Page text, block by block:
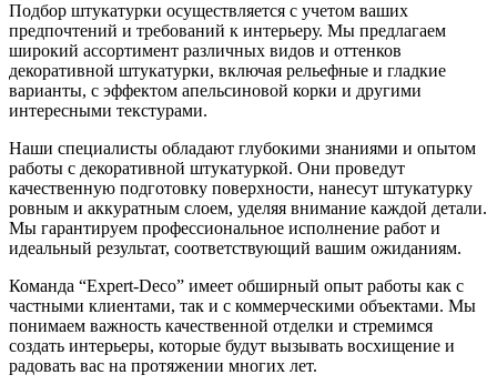
Подбор штукатурки осуществляется с учетом ваших
предпочтений и требований к интерьеру. Мы предлагаем
широкий ассортимент различных видов и оттенков
декоративной штукатурки, включая рельефные и гладкие
варианты, с эффектом апельсиновой корки и другими
интересными текстурами.
Наши специалисты обладают глубокими знаниями и опытом
работы с декоративной штукатуркой. Они проведут
качественную подготовку поверхности, нанесут штукатурку
ровным и аккуратным слоем, уделяя внимание каждой детали.
Мы гарантируем профессиональное исполнение работ и
идеальный результат, соответствующий вашим ожиданиям.
Команда “Expert-Deco” имеет обширный опыт работы как с
частными клиентами, так и с коммерческими объектами. Мы
понимаем важность качественной отделки и стремимся
создать интерьеры, которые будут вызывать восхищение и
радовать вас на протяжении многих лет.